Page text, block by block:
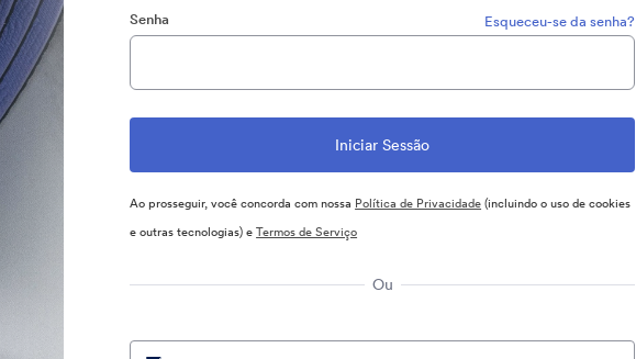
Senha Esqueceu-se da senha?
Ao prosseguir, você concorda com nossa Política de Privacidade(incluindo o uso de cookies
e outras tecnologias) eTermos de Serviço
Ou